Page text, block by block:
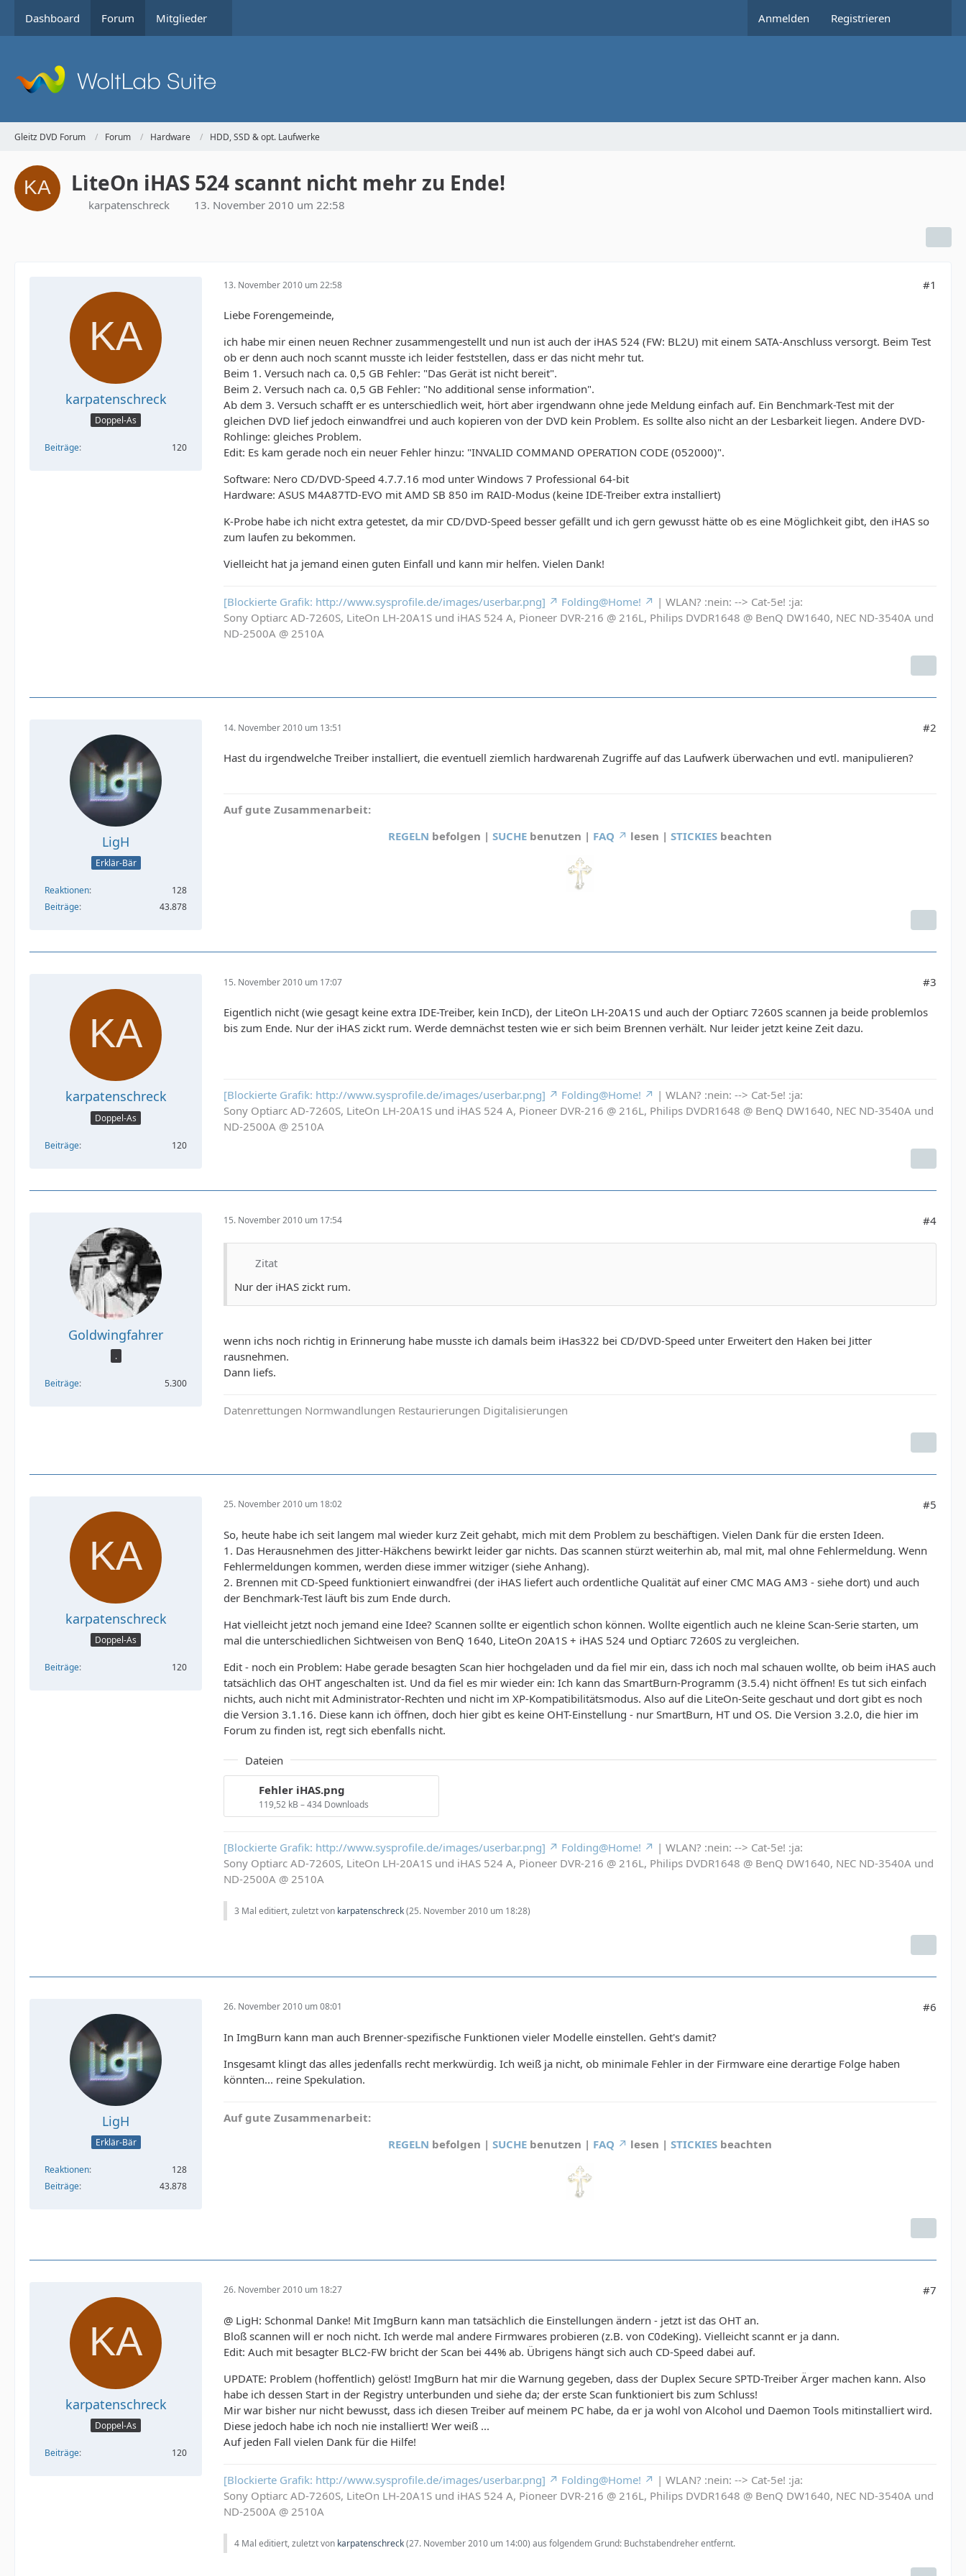
Dashboard Forum Mitglieder Anmelden Registrieren
Gleitz DVD Forum Forum Hardware HDD, SSD & opt. Laufwerke
LiteOn iHAS 524 scannt nicht mehr zu Ende!
karpatenschreck 13. November 2010 um 22:58
karpatenschreck
Doppel-As
Beiträge 120
13. November 2010 um 22:58 #1
Liebe Forengemeinde,
ich habe mir einen neuen Rechner zusammengestellt und nun ist auch der iHAS 524 (FW: BL2U) mit einem SATA-Anschluss versorgt. Beim Test
ob er denn auch noch scannt musste ich leider feststellen, dass er das nicht mehr tut.
Beim 1. Versuch nach ca. 0,5 GB Fehler: "Das Gerät ist nicht bereit".
Beim 2. Versuch nach ca. 0,5 GB Fehler: "No additional sense information".
Ab dem 3. Versuch schafft er es unterschiedlich weit, hört aber irgendwann ohne jede Meldung einfach auf. Ein Benchmark-Test mit der
gleichen DVD lief jedoch einwandfrei und auch kopieren von der DVD kein Problem. Es sollte also nicht an der Lesbarkeit liegen. Andere DVD-
Rohlinge: gleiches Problem.
Edit: Es kam gerade noch ein neuer Fehler hinzu: "INVALID COMMAND OPERATION CODE (052000)".
Software: Nero CD/DVD-Speed 4.7.7.16 mod unter Windows 7 Professional 64-bit
Hardware: ASUS M4A87TD-EVO mit AMD SB 850 im RAID-Modus (keine IDE-Treiber extra installiert)
K-Probe habe ich nicht extra getestet, da mir CD/DVD-Speed besser gefällt und ich gern gewusst hätte ob es eine Möglichkeit gibt, den iHAS so
zum laufen zu bekommen.
Vielleicht hat ja jemand einen guten Einfall und kann mir helfen. Vielen Dank!
[Blockierte Grafik: http://www.sysprofile.de/images/userbar.png] Folding@Home!
| WLAN? :nein: --> Cat-5e! :ja:
Sony Optiarc AD-7260S, LiteOn LH-20A1S und iHAS 524 A, Pioneer DVR-216 @ 216L, Philips DVDR1648 @ BenQ DW1640, NEC ND-3540A und
ND-2500A @ 2510A
LigH
Erklär-Bär
Reaktionen
128
Beiträge
43.878
14. November 2010 um 13:51 #2
Hast du irgendwelche Treiber installiert, die eventuell ziemlich hardwarenah Zugriffe auf das Laufwerk überwachen und evtl. manipulieren?
Auf gute Zusammenarbeit:
REGELN befolgen | SUCHE benutzen | FAQ lesen | STICKIES beachten
karpatenschreck
Doppel-As
Beiträge 120
15. November 2010 um 17:07 #3
Eigentlich nicht (wie gesagt keine extra IDE-Treiber, kein InCD), der LiteOn LH-20A1S und auch der Optiarc 7260S scannen ja beide problemlos
bis zum Ende. Nur der iHAS zickt rum. Werde demnächst testen wie er sich beim Brennen verhält. Nur leider jetzt keine Zeit dazu.
[Blockierte Grafik: http://www.sysprofile.de/images/userbar.png] Folding@Home!
| WLAN? :nein: --> Cat-5e! :ja:
Sony Optiarc AD-7260S, LiteOn LH-20A1S und iHAS 524 A, Pioneer DVR-216 @ 216L, Philips DVDR1648 @ BenQ DW1640, NEC ND-3540A und
ND-2500A @ 2510A
Goldwingfahrer
.
Beiträge 5.300
15. November 2010 um 17:54 #4
Zitat
Nur der iHAS zickt rum.
wenn ichs noch richtig in Erinnerung habe musste ich damals beim iHas322 bei CD/DVD-Speed unter Erweitert den Haken bei Jitter
rausnehmen.
Dann liefs.
Datenrettungen Normwandlungen Restaurierungen Digitalisierungen
karpatenschreck
Doppel-As
Beiträge 120
25. November 2010 um 18:02 #5
So, heute habe ich seit langem mal wieder kurz Zeit gehabt, mich mit dem Problem zu beschäftigen. Vielen Dank für die ersten Ideen.
1. Das Herausnehmen des Jitter-Häkchens bewirkt leider gar nichts. Das scannen stürzt weiterhin ab, mal mit, mal ohne Fehlermeldung. Wenn
Fehlermeldungen kommen, werden diese immer witziger (siehe Anhang).
2. Brennen mit CD-Speed funktioniert einwandfrei (der iHAS liefert auch ordentliche Qualität auf einer CMC MAG AM3 - siehe dort) und auch
der Benchmark-Test läuft bis zum Ende durch.
Hat vielleicht jetzt noch jemand eine Idee? Scannen sollte er eigentlich schon können. Wollte eigentlich auch ne kleine Scan-Serie starten, um
mal die unterschiedlichen Sichtweisen von BenQ 1640, LiteOn 20A1S + iHAS 524 und Optiarc 7260S zu vergleichen.
Edit - noch ein Problem: Habe gerade besagten Scan hier hochgeladen und da fiel mir ein, dass ich noch mal schauen wollte, ob beim iHAS auch
tatsächlich das OHT angeschalten ist. Und da fiel es mir wieder ein: Ich kann das SmartBurn-Programm (3.5.4) nicht öffnen! Es tut sich einfach
nichts, auch nicht mit Administrator-Rechten und nicht im XP-Kompatibilitätsmodus. Also auf die LiteOn-Seite geschaut und dort gibt es noch
die Version 3.1.16. Diese kann ich öffnen, doch hier gibt es keine OHT-Einstellung - nur SmartBurn, HT und OS. Die Version 3.2.0, die hier im
Forum zu finden ist, regt sich ebenfalls nicht.
Dateien
Fehler iHAS.png
119,52 kB – 434 Downloads
[Blockierte Grafik: http://www.sysprofile.de/images/userbar.png] Folding@Home!
| WLAN? :nein: --> Cat-5e! :ja:
Sony Optiarc AD-7260S, LiteOn LH-20A1S und iHAS 524 A, Pioneer DVR-216 @ 216L, Philips DVDR1648 @ BenQ DW1640, NEC ND-3540A und
ND-2500A @ 2510A
3 Mal editiert, zuletzt von karpatenschreck(25. November 2010 um 18:28)
LigH
Erklär-Bär
Reaktionen
128
Beiträge
43.878
26. November 2010 um 08:01 #6
In ImgBurn kann man auch Brenner-spezifische Funktionen vieler Modelle einstellen. Geht's damit?
Insgesamt klingt das alles jedenfalls recht merkwürdig. Ich weiß ja nicht, ob minimale Fehler in der Firmware eine derartige Folge haben
könnten... reine Spekulation.
Auf gute Zusammenarbeit:
REGELN befolgen | SUCHE benutzen | FAQ lesen | STICKIES beachten
karpatenschreck
Doppel-As
Beiträge 120
26. November 2010 um 18:27 #7
@ LigH: Schonmal Danke! Mit ImgBurn kann man tatsächlich die Einstellungen ändern - jetzt ist das OHT an.
Bloß scannen will er noch nicht. Ich werde mal andere Firmwares probieren (z.B. von C0deKing). Vielleicht scannt er ja dann.
Edit: Auch mit besagter BLC2-FW bricht der Scan bei 44% ab. Übrigens hängt sich auch CD-Speed dabei auf.
UPDATE: Problem (hoffentlich) gelöst! ImgBurn hat mir die Warnung gegeben, dass der Duplex Secure SPTD-Treiber Ärger machen kann. Also
habe ich dessen Start in der Registry unterbunden und siehe da; der erste Scan funktioniert bis zum Schluss!
Mir war bisher nur nicht bewusst, dass ich diesen Treiber auf meinem PC habe, da er ja wohl von Alcohol und Daemon Tools mitinstalliert wird.
Diese jedoch habe ich noch nie installiert! Wer weiß ...
Auf jeden Fall vielen Dank für die Hilfe!
[Blockierte Grafik: http://www.sysprofile.de/images/userbar.png] Folding@Home!
| WLAN? :nein: --> Cat-5e! :ja:
Sony Optiarc AD-7260S, LiteOn LH-20A1S und iHAS 524 A, Pioneer DVR-216 @ 216L, Philips DVDR1648 @ BenQ DW1640, NEC ND-3540A und
ND-2500A @ 2510A
4 Mal editiert, zuletzt von karpatenschreck(27. November 2010 um 14:00) aus folgendem Grund: Buchstabendreher entfernt.